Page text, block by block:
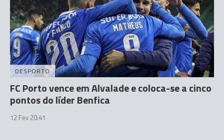
DESPORTO
FC Porto vence em Alvalade e coloca-se a cinco
pontos do líder Benfica
12 Fev 20:41